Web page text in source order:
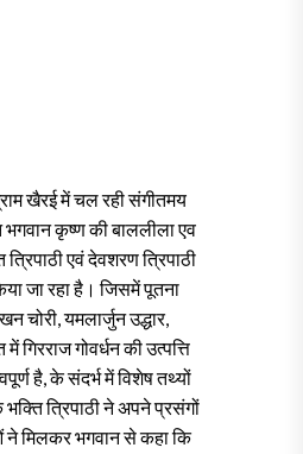
खैरई में चल रही संगीतमय
कृष्ण की बाललीला एव
एवं देवशरण त्रिपाठी
जा रहा है। जिसमें पूतना
चोरी, यमलार्जुन उद्धार,
गिरराज गोवर्धन की उत्पत्ति
है, के संदर्भ में विशेष तथ्यों
त्रिपाठी ने अपने प्रसंगों
ने मिलकर भगवान से कहा कि